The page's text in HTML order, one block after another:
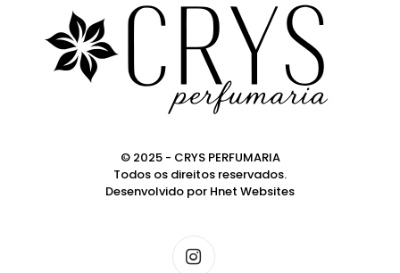
© 2025 - CRYS PERFUMARIA
Todos os direitos reservados.
Desenvolvido por Hnet Websites